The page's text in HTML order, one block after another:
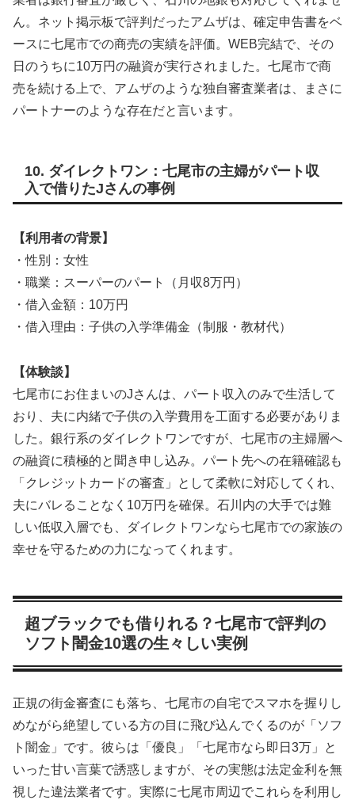
ん。ネット掲示板で評判だったアムザは、確定申告書をベ
ースに七尾市での商売の実績を評価。WEB完結で、その
日のうちに10万円の融資が実行されました。七尾市で商
売を続ける上で、アムザのような独自審査業者は、まさに
パートナーのような存在だと言います。
10. ダイレクトワン：七尾市の主婦がパート収
入で借りたJさんの事例
【利用者の背景】
・性別：女性
・職業：スーパーのパート（月収8万円）
・借入金額：10万円
・借入理由：子供の入学準備金（制服・教材代）
【体験談】
七尾市にお住まいのJさんは、パート収入のみで生活して
おり、夫に内緒で子供の入学費用を工面する必要がありま
した。銀行系のダイレクトワンですが、七尾市の主婦層へ
の融資に積極的と聞き申し込み。パート先への在籍確認も
「クレジットカードの審査」として柔軟に対応してくれ、
夫にバレることなく10万円を確保。石川内の大手では難
しい低収入層でも、ダイレクトワンなら七尾市での家族の
幸せを守るための力になってくれます。
超ブラックでも借りれる？七尾市で評判の
ソフト闇金10選の生々しい実例
正規の街金審査にも落ち、七尾市の自宅でスマホを握りし
めながら絶望している方の目に飛び込んでくるのが「ソフ
ト闇金」です。彼らは「優良」「七尾市なら即日3万」と
いった甘い言葉で誘惑しますが、その実態は法定金利を無
視した違法業者です。実際に七尾市周辺でこれらを利用し